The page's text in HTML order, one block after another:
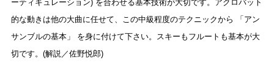
ーティキュレーション) を合わせる基本技術が大切です。アクロバット
的な動きは他の大曲に任せて、この中級程度のテクニックから 「アン
サンブルの基本」 を身に付けて下さい。スキーもフルートも基本が大
切です。(解説／佐野悦郎)